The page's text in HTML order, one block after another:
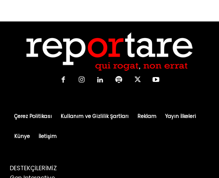
Çerez Politikası Kullanım ve Gizlilik Şartları Reklam Yayın İlkeleri
Künye İletişim
DESTEKÇİLERİMİZ